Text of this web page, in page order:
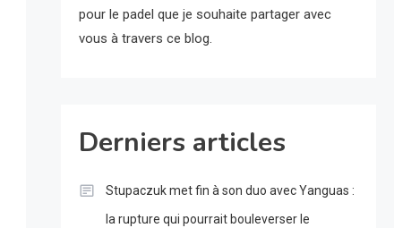
pour le padel que je souhaite partager avec
vous à travers ce blog.
Derniers articles
Stupaczuk met fin à son duo avec Yanguas :
la rupture qui pourrait bouleverser le